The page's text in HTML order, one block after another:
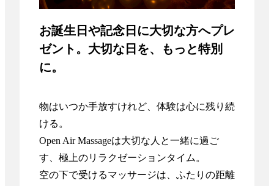
お誕生日や記念日に大切な方へプレ
ゼント。大切な日を、もっと特別
に。
物はいつか手放すけれど、体験は心に残り続
ける。
Open Air Massageは大切な人と一緒に過ご
す、極上のリラクゼーションタイム。
空の下で受けるマッサージは、ふたりの距離